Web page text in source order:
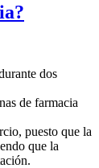
dos
de farmacia
puesto que la
que la